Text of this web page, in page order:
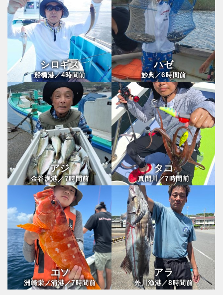
シロギス
船橋港／4時間前
ハゼ
妙典／6時間前
アジ
金谷漁港／7時間前
タコ
真間川／7時間前
エソ
洲崎栄ノ浦港／7時間前
アラ
外川漁港／8時間前